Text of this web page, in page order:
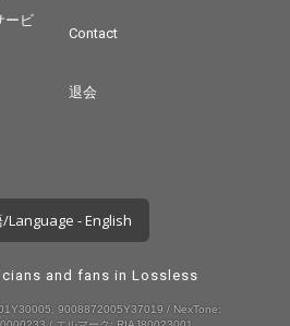
ービ
Contact
退会
Language - English
and fans in Lossless
9008872005Y37019 / NexTone: